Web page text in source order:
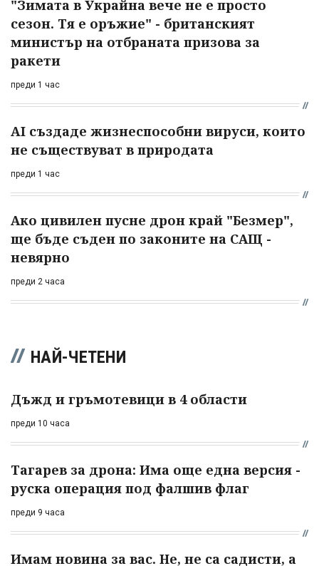
"Зимата в Украйна вече не е просто
сезон. Тя е оръжие" - британският
министър на отбраната призова за
ракети
преди 1 час
AI създаде жизнеспособни вируси, които
не съществуват в природата
преди 1 час
Ако цивилен пусне дрон край "Безмер",
ще бъде съден по законите на САЩ -
невярно
преди 2 часа
НАЙ-ЧЕТЕНИ
Дъжд и гръмотевици в 4 области
преди 10 часа
Тагарев за дрона: Има още една версия -
руска операция под фалшив флаг
преди 9 часа
Имам новина за вас. Не, не са садисти, а